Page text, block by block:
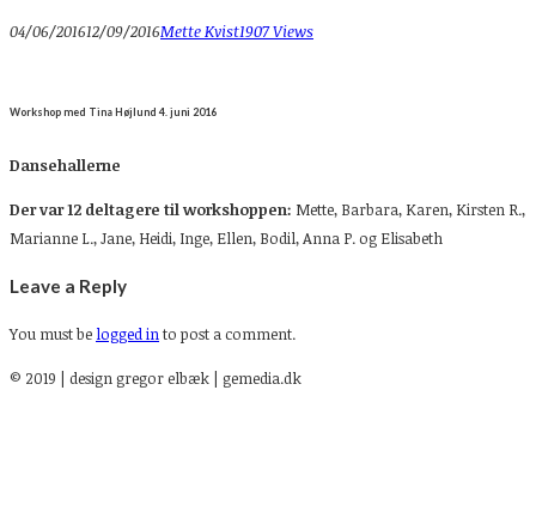
04/06/201612/09/2016Mette Kvist1907 Views
Workshop med Tina Højlund 4. juni 2016
Dansehallerne
Der var 12 deltagere til workshoppen: Mette, Barbara, Karen, Kirsten R.,
Marianne L., Jane, Heidi, Inge, Ellen, Bodil, Anna P. og Elisabeth
Leave a Reply
You must be logged into post a comment.
© 2019 | design gregor elbæk | gemedia.dk